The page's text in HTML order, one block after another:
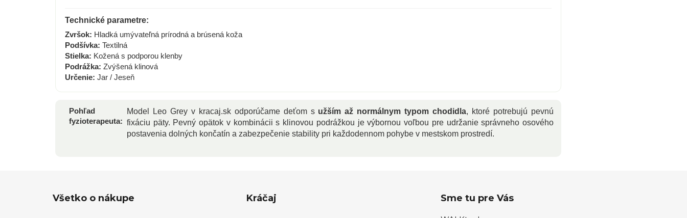
Technické parametre:
Zvršok: Hladká umývateľná prírodná a brúsená koža
Podšívka: Textilná
Stielka: Kožená s podporou klenby
Podrážka: Zvýšená klinová
Určenie: Jar / Jeseň
Pohľad
fyzioterapeuta:
Model Leo Grey v kracaj.sk odporúčame deťom s užším až normálnym typom chodidla, ktoré potrebujú pevnú
fixáciu päty. Pevný opätok v kombinácii s klinovou podrážkou je výbornou voľbou pre udržanie správneho osového
postavenia dolných končatín a zabezpečenie stability pri každodennom pohybe v mestskom prostredí.
Všetko o nákupe Kráčaj Sme tu pre Vás